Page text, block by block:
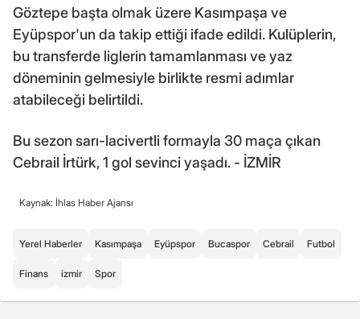
Göztepe başta olmak üzere Kasımpaşa ve
Eyüpspor'un da takip ettiği ifade edildi. Kulüplerin,
bu transferde liglerin tamamlanması ve yaz
döneminin gelmesiyle birlikte resmi adımlar
atabileceği belirtildi.
Bu sezon sarı-lacivertli formayla 30 maça çıkan
Cebrail İrtürk, 1 gol sevinci yaşadı. - İZMİR
Kaynak: İhlas Haber Ajansı
Yerel Haberler Kasımpaşa Eyüpspor Bucaspor Cebrail Futbol
Finans izmir Spor